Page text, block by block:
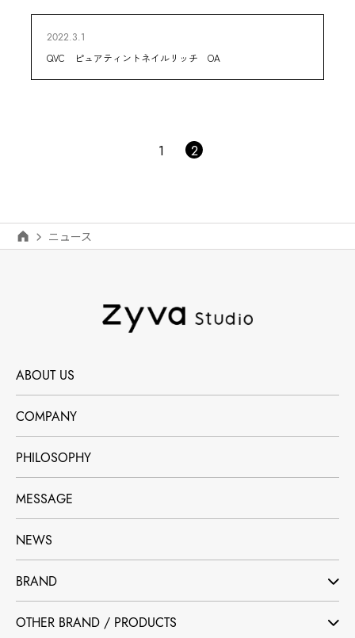
2022.3.1
QVC ピュアティントネイルリッチ OA
1 2
ニュース
ABOUT US
COMPANY
PHILOSOPHY
MESSAGE
NEWS
BRAND
OTHER BRAND / PRODUCTS